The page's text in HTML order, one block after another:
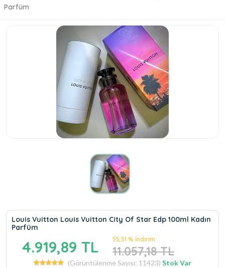
Parfüm
Louis Vuitton Louis Vuitton City Of Star Edp 100ml Kadın
Parfüm
4.919,89 TL 55,51 % İndirim
11.057,18 TL
(Görüntülenme Sayısı: 11423) Stok Var